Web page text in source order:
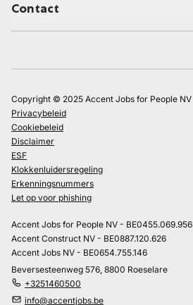
Contact
Copyright © 2025 Accent Jobs for People NV
Privacybeleid
Cookiebeleid
Disclaimer
ESF
Klokkenluidersregeling
Erkenningsnummers
Let op voor phishing
Accent Jobs for People NV - BE0455.069.956
Accent Construct NV - BE0887.120.626
Accent Jobs NV - BE0654.755.146
Beversesteenweg 576, 8800 Roeselare
+3251460500
info@accentjobs.be